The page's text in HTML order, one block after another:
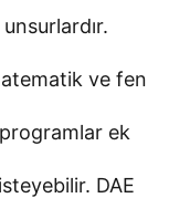
ve fen
ek
DAE